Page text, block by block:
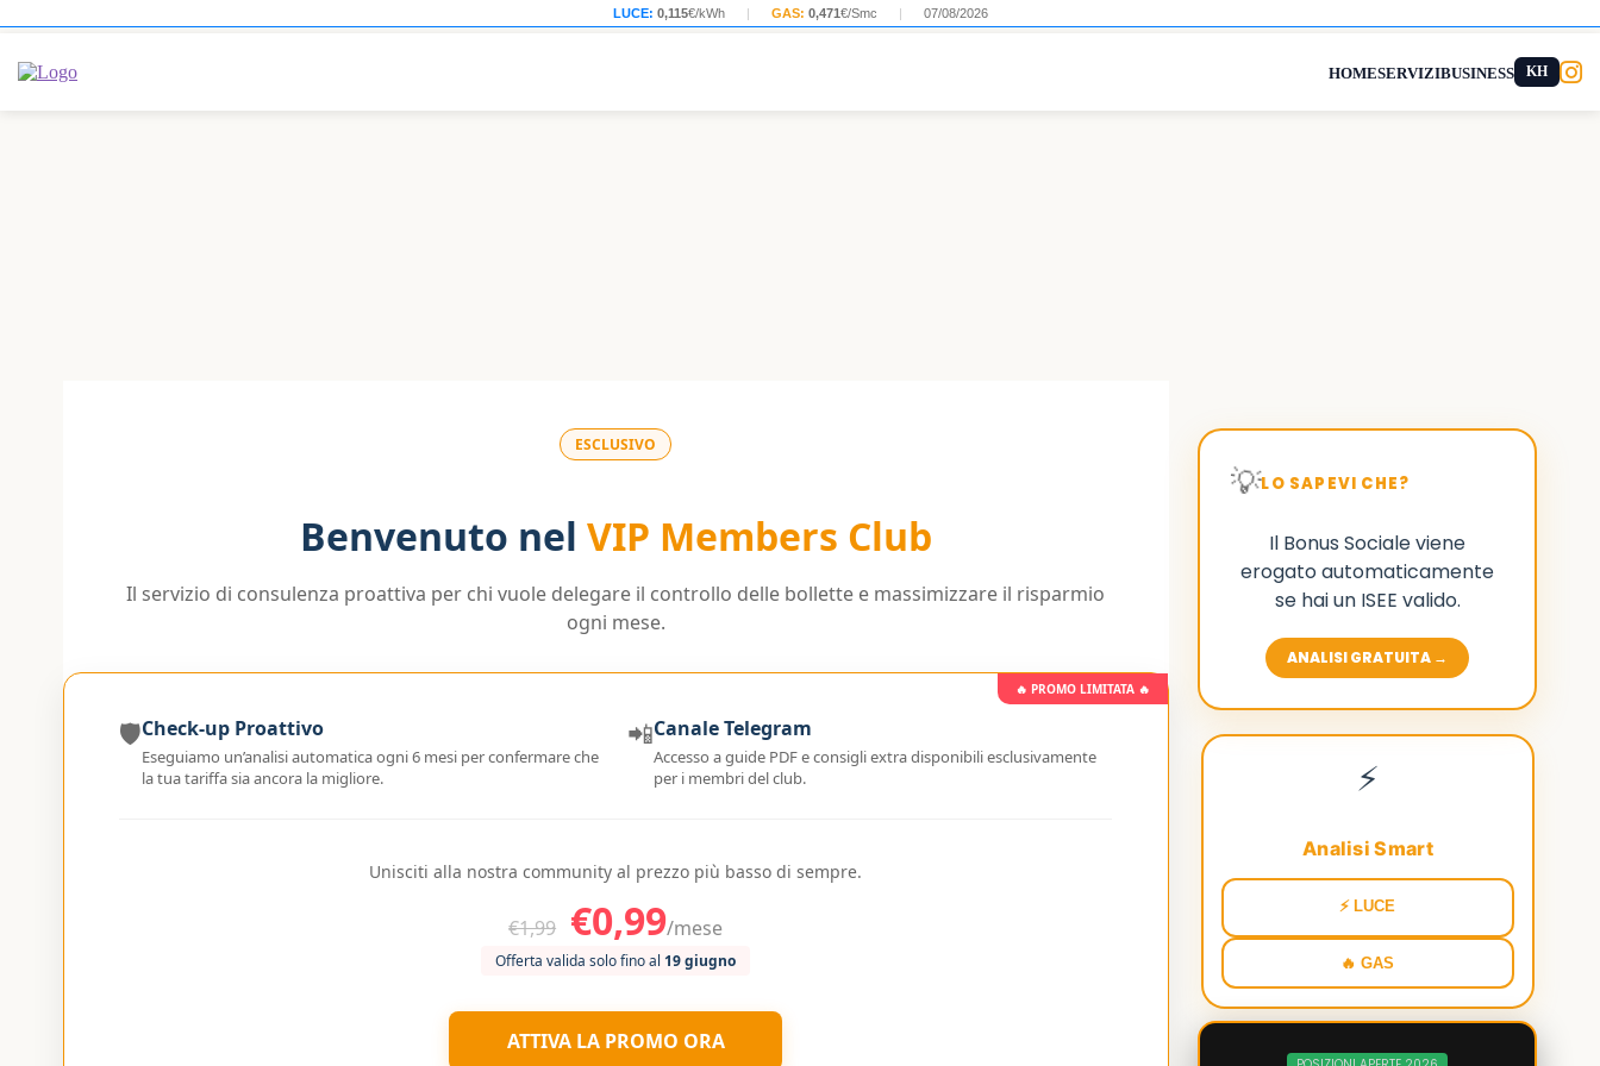
LUCE: 0,115€/kWh | GAS: 0,471€/Smc | 07/08/2026
HOMESERVIZIBUSINESS KH
ESCLUSIVO
Benvenuto nel VIP Members Club
Il servizio di consulenza proattiva per chi vuole delegare il controllo delle bollette e massimizzare il risparmio
ogni mese.
🔥 PROMO LIMITATA 🔥
🛡️Check-up Proattivo
Eseguiamo un’analisi automatica ogni 6 mesi per confermare che
la tua tariffa sia ancora la migliore.
📲Canale Telegram
Accesso a guide PDF e consigli extra disponibili esclusivamente
per i membri del club.
Unisciti alla nostra community al prezzo più basso di sempre.
€1,99 €0,99/mese
Offerta valida solo fino al 19 giugno
ATTIVA LA PROMO ORA
💡LO SAPEVI CHE?
Il Bonus Sociale viene
erogato automaticamente
se hai un ISEE valido.
ANALISI GRATUITA →
⚡
Analisi Smart
⚡ LUCE
🔥 GAS